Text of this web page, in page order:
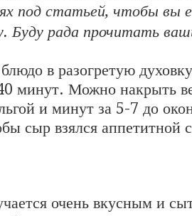
под статьей, чтобы вы
Буду рада прочитать
в разогретую
минут. Можно накрыть
и минут за 5-7 до
сыр взялся аппетитной
очень вкусным и